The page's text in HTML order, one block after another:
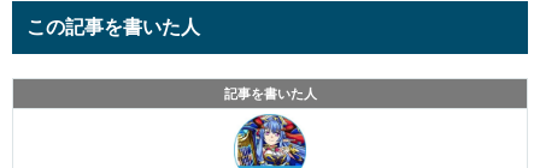
この記事を書いた人
記事を書いた人